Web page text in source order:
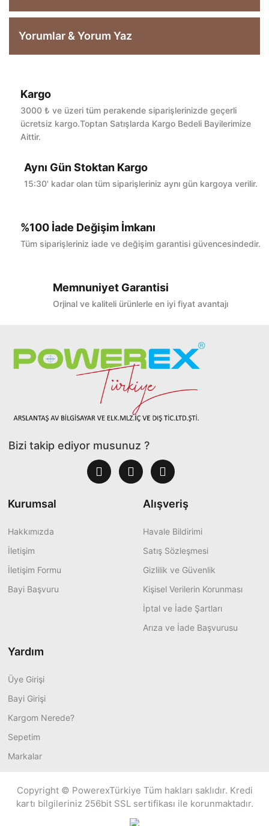
Yorumlar & Yorum Yaz
Bu ürüne ilk yorumu siz yapın!
Kargo
3000 ₺ ve üzeri tüm perakende siparişlerinizde geçerli
ücretsiz kargo.Toptan Satışlarda Kargo Bedeli Bayilerimize
Aittir.
Aynı Gün Stoktan Kargo
15:30' kadar olan tüm siparişleriniz aynı gün kargoya verilir.
%100 İade Değişim İmkanı
Tüm siparişleriniz iade ve değişim garantisi güvencesindedir.
Memnuniyet Garantisi
Orjinal ve kaliteli ürünlerle en iyi fiyat avantajı
Bizi takip ediyor musunuz ?
Kurumsal
Hakkımızda
İletişim
İletişim Formu
Bayi Başvuru
Alışveriş
Havale Bildirimi
Satış Sözleşmesi
Gizlilik ve Güvenlik
Kişisel Verilerin Korunması
İptal ve İade Şartları
Arıza ve İade Başvurusu
Yardım
Üye Girişi
Bayi Girişi
Kargom Nerede?
Sepetim
Markalar
Copyright © PowerexTürkiye Tüm hakları saklıdır. Kredi
kartı bilgileriniz 256bit SSL sertifikası ile korunmaktadır.